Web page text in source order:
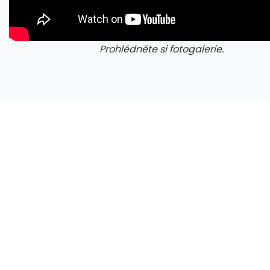
Prohlédněte si fotogalerie.
Zen 6 přinese 5 nových funkcí pro vyšší stabilitu výkonu, nejen herního